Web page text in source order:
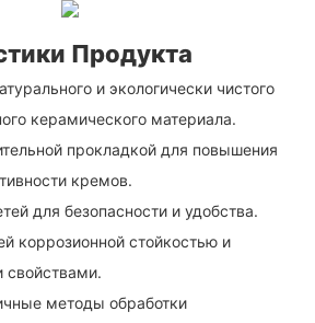
Продукта
и экологически чистого
керамического материала.
прокладкой для повышения
кремов.
для безопасности и удобства.
коррозионной стойкостью и
свойствами.
методы обработки